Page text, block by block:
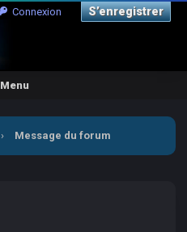
Connexion S’enregistrer
Menu
› Message du forum